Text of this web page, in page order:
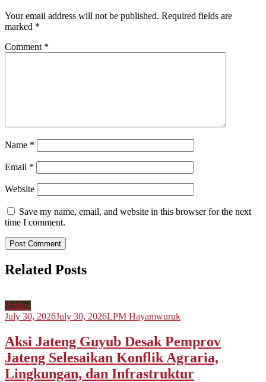
Your email address will not be published. Required fields are
marked *
Comment *
Name *
Email *
Website
Save my name, email, and website in this browser for the next
time I comment.
Related Posts
Artikel
July 30, 2026July 30, 2026LPM Hayamwuruk
Aksi Jateng Guyub Desak Pemprov
Jateng Selesaikan Konflik Agraria,
Lingkungan, dan Infrastruktur